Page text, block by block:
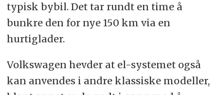
typisk bybil. Det tar rundt en time å
bunkre den for nye 150 km via en
hurtiglader.
Volkswagen hevder at el-systemet også
kan anvendes i andre klassiske modeller,